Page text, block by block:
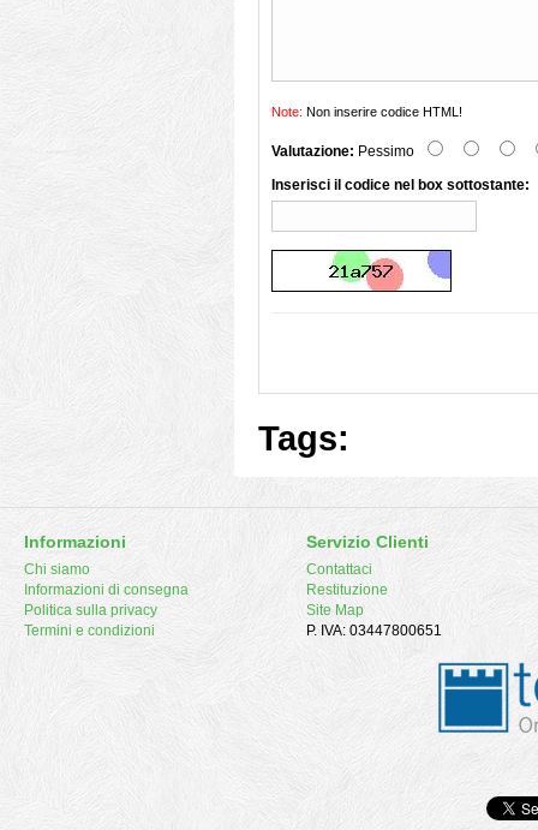
Note: Non inserire codice HTML!
Valutazione: Pessimo
Inserisci il codice nel box sottostante:
Tags:
Informazioni
Chi siamo
Informazioni di consegna
Politica sulla privacy
Termini e condizioni
Servizio Clienti
Contattaci
Restituzione
Site Map
P. IVA: 03447800651